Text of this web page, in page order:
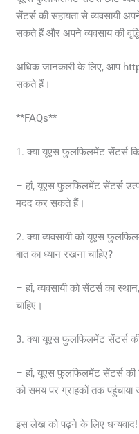
सेंटर्स की सहायता से व्यवसायी
सकते हैं और अपने व्यवसाय की
अधिक जानकारी के लिए, आप
सकते हैं।
**FAQs**
1. क्या यूएस फुलफिलमेंट सेंटर्स
– हां, यूएस फुलफिलमेंट सेंटर्स
मदद कर सकते हैं।
2. क्या व्यवसायी को यूएस
बात का ध्यान रखना चाहिए?
– हां, व्यवसायी को सेंटर्स का
चाहिए।
3. क्या यूएस फुलफिलमेंट सेंटर्स की
– हां, यूएस फुलफिलमेंट सेंटर्स की
को समय पर ग्राहकों तक
इस लेख को पढ़ने के लिए